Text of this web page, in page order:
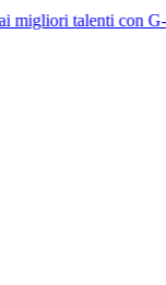
con G-P Employer